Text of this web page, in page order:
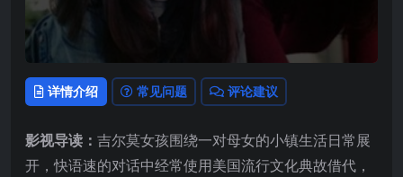
详情介绍 常见问题 评论建议
影视导读： 吉尔莫女孩围绕一对母女的小镇生活日常展
开，快语速的对话中经常使用美国流行文化典故借代，